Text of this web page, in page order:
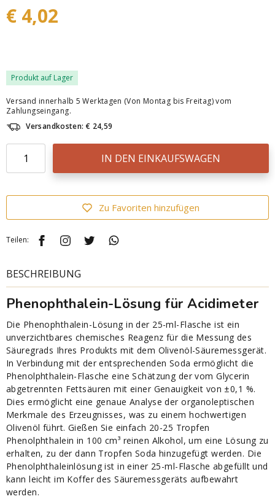
€ 4,02
Produkt auf Lager
Versand innerhalb 5 Werktagen (Von Montag bis Freitag) vom
Zahlungseingang.
Versandkosten: € 24,59
IN DEN EINKAUFSWAGEN
Zu Favoriten hinzufügen
Teilen:
BESCHREIBUNG
Phenophthalein-Lösung für Acidimeter
Die Phenophthalein-Lösung in der 25-ml-Flasche ist ein
unverzichtbares chemisches Reagenz für die Messung des
Säuregrads Ihres Produkts mit dem Olivenöl-Säuremessgerät.
In Verbindung mit der entsprechenden Soda ermöglicht die
Phenolphthalein-Flasche eine Schätzung der vom Glycerin
abgetrennten Fettsäuren mit einer Genauigkeit von ±0,1 %.
Dies ermöglicht eine genaue Analyse der organoleptischen
Merkmale des Erzeugnisses, was zu einem hochwertigen
Olivenöl führt. Gießen Sie einfach 20-25 Tropfen
Phenolphthalein in 100 cm³ reinen Alkohol, um eine Lösung zu
erhalten, zu der dann Tropfen Soda hinzugefügt werden. Die
Phenolphthaleinlösung ist in einer 25-ml-Flasche abgefüllt und
kann leicht im Koffer des Säuremessgeräts aufbewahrt
werden.